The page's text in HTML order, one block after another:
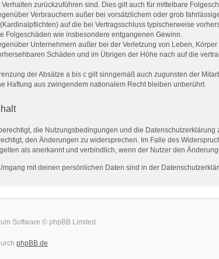
zurückzuführen sind. Dies gilt auch für mittelbare
Verbrauchern außer bei vorsätzlichem oder grob
auf die bei Vertragsschluss typischerweise
Folgeschäden wie insbesondere entgangenen Gewinn.
Unternehmern außer bei der Verletzung von Leben,
Schäden und im Übrigen der Höhe nach auf die
der Absätze a bis c gilt sinngemäß auch zugunsten der
Haftung aus zwingendem nationalem Recht bleiben unberührt.
die Nutzungsbedingungen und die
den Änderungen zu widersprechen. Im Falle des
als anerkannt und verbindlich, wenn der Nutzer den
mit deinen persönlichen Daten sind in der
Software © phpBB Limited
phpBB.de